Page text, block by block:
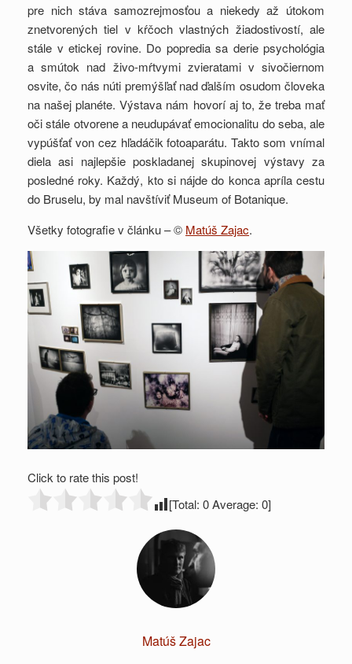
pre nich stáva samozrejmosťou a niekedy až útokom
znetvorených tiel v kŕčoch vlastných žiadostivostí, ale
stále v etickej rovine. Do popredia sa derie psychológia
a smútok nad živo-mŕtvymi zvieratami v sivočiernom
osvite, čo nás núti premýšľať nad ďalším osudom človeka
na našej planéte. Výstava nám hovorí aj to, že treba mať
oči stále otvorene a neudupávať emocionalitu do seba, ale
vypúšťať von cez hľadáčik fotoaparátu. Takto som vnímal
diela asi najlepšie poskladanej skupinovej výstavy za
posledné roky. Každý, kto si nájde do konca apríla cestu
do Bruselu, by mal navštíviť Museum of Botanique.
Všetky fotografie v článku – © Matúš Zajac.
Click to rate this post!
[Total: 0Average: 0]
Matúš Zajac